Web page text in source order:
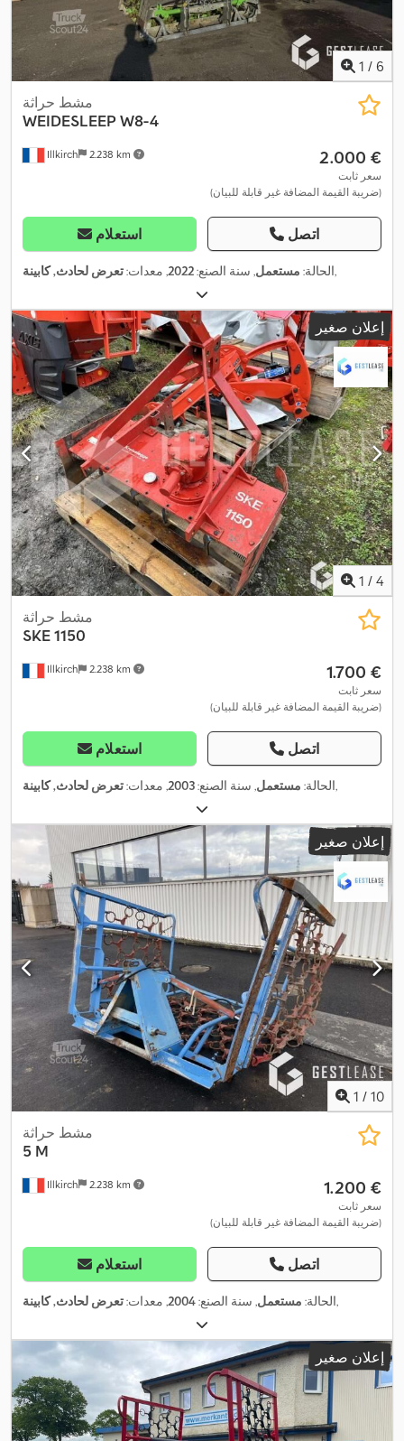
1 / 6
Illkirch 2.238 km
مشط حراثة
WEIDESLEEP W8-4
‏2.000 €
سعر ثابت
(ضريبة القيمة المضافة غير قابلة للبيان)
استعلام اتصل
الحالة: مستعمل, سنة الصنع:2022, معدات:تعرض لحادث, كابينة ,
إعلان صغير
1 / 4
Illkirch 2.238 km
مشط حراثة
SKE 1150
‏1.700 €
سعر ثابت
(ضريبة القيمة المضافة غير قابلة للبيان)
استعلام اتصل
الحالة: مستعمل, سنة الصنع:2003, معدات:تعرض لحادث, كابينة ,
إعلان صغير
1 / 10
Illkirch 2.238 km
مشط حراثة
5 M
‏1.200 €
سعر ثابت
(ضريبة القيمة المضافة غير قابلة للبيان)
استعلام اتصل
الحالة: مستعمل, سنة الصنع:2004, معدات:تعرض لحادث, كابينة ,
إعلان صغير